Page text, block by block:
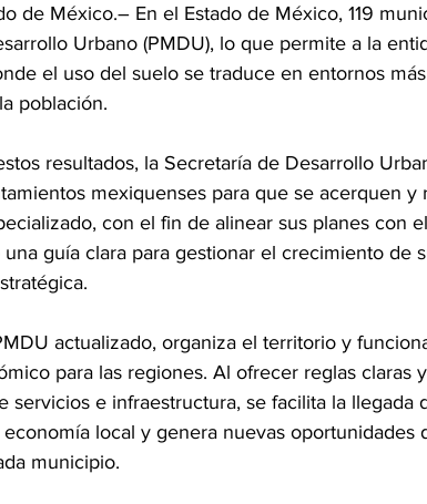
de México.– En el Estado de México, 119
Urbano (PMDU), lo que permite a la
el uso del suelo se traduce en entornos
población.
resultados, la Secretaría de Desarrollo
mexiquenses para que se acerquen y
con el fin de alinear sus planes con
guía clara para gestionar el crecimiento de
actualizado, organiza el territorio y
para las regiones. Al ofrecer reglas claras
servicios e infraestructura, se facilita la llegada
local y genera nuevas oportunidades
municipio.